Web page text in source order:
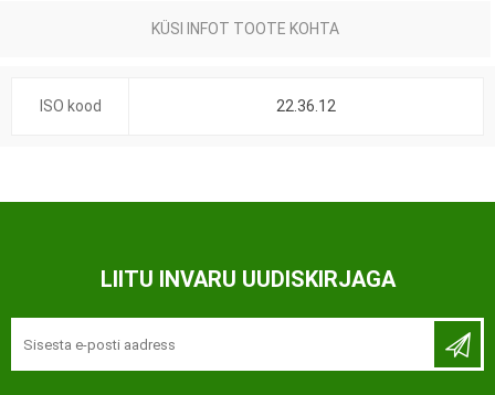
KÜSI INFOT TOOTE KOHTA
ISO kood 22.36.12
LIITU INVARU UUDISKIRJAGA